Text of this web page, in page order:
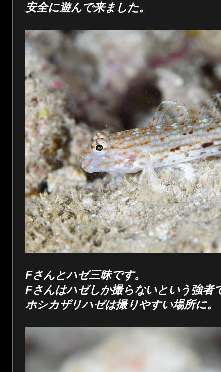
安全に遊んで来ました。
Fさんとハゼ三昧です。
Fさんはハゼしか撮らないという強者
ホシカザリハゼは撮りやすい場所に。